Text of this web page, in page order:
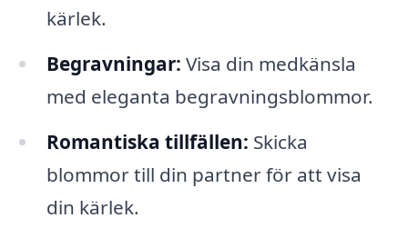
kärlek.
Begravningar: Visa din medkänsla
med eleganta begravningsblommor.
Romantiska tillfällen: Skicka
blommor till din partner för att visa
din kärlek.